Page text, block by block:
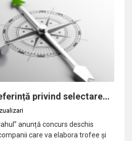
UE // Termeni de referință privind selectarea unei companii pentru elaborarea materialelor promoționale
anunță concurs deschis
care va elabora trofee și